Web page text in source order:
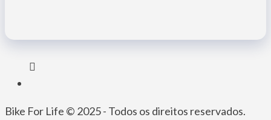
Bike For Life © 2025 - Todos os direitos reservados.